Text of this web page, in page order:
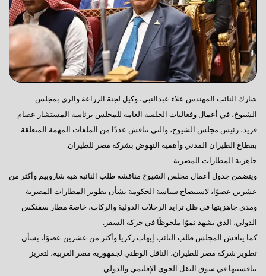
شارك النائب المهندس علاء عبدالنبي، وكيل لجنة الزراعة والري بمجلس
الشيوخ، في أعمال وفعاليات الجلسة العامة للمجلس برئاسة المستشار عصام
فريد، رئيس مجلس الشيوخ، والتي تناقش عددًا من الملفات المهمة المتعلقة
بقطاع الطيران المدني وأهمية النهوض بشركة مصر للطيران.
جاهزية المطارات المصرية
ويتضمن جدول أعمال مجلس الشيوخ مناقشة طلب النائبة هبة شاروبيم وأكثر من
عشرين عضوًا، لاستيضاح سياسة الحكومة بشأن تطوير المطارات المصرية
ومدى جاهزيتها في ظل تزايد الرحلات الدولية والركاب، خاصة مطار سفنكس
الدولي، الذي يشهد نموًا ملحوظًا في حركة السفر.
كما يناقش المجلس طلب النائب إيهاب زكريا وأكثر من عشرين عضوًا، بشأن
تطوير شركة مصر للطيران، الناقل الوطني لجمهورية مصر العربية، لتعزيز
تنافسيتها في سوق النقل الجوي الإقليمي والدولي.